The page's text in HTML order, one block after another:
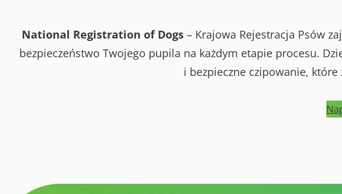
National Registration of Dogs – Krajowa Rejestracja Psów
bezpieczeństwo Twojego pupila na każdym etapie procesu.
i bezpieczne czipowanie,